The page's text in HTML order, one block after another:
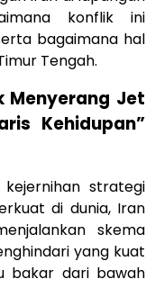
konflik ini
bagaimana hal
Tengah.
Menyerang Jet
Kehidupan”
strategi
di dunia, Iran
skema
yang kuat
bakar dari bawah